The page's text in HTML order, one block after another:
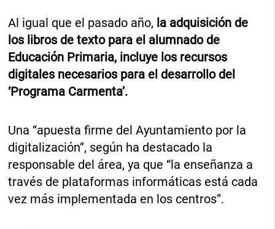
Al igual que el pasado año, la adquisición de
los libros de texto para el alumnado de
Educación Primaria, incluye los recursos
digitales necesarios para el desarrollo del
‘Programa Carmenta’.
Una “apuesta firme del Ayuntamiento por la
digitalización”, según ha destacado la
responsable del área, ya que “la enseñanza a
través de plataformas informáticas está cada
vez más implementada en los centros”.